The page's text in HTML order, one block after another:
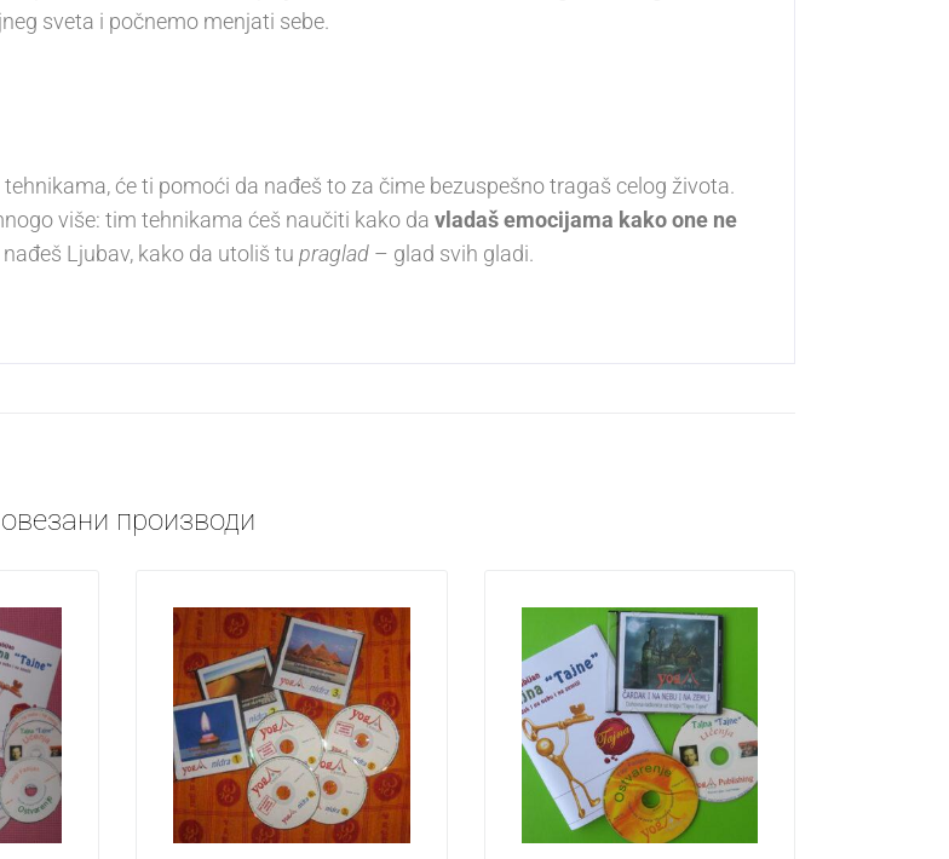
sveta i počnemo menjati sebe.
tehnikama, će ti pomoći da nađeš to za čime bezuspešno tragaš celog života.
više: tim tehnikama ćeš naučiti kako da vladaš emocijama kako one ne
Ljubav, kako da utoliš tu praglad – glad svih gladi.
производи